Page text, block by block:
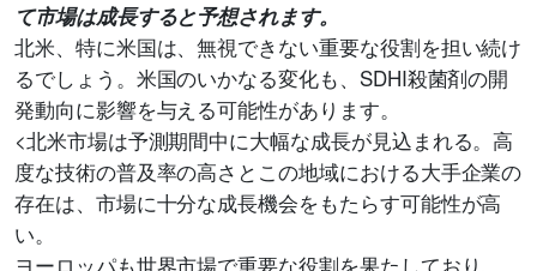
て市場は成長すると予想されます。
北米、特に米国は、無視できない重要な役割を担い続け
るでしょう。米国のいかなる変化も、SDHI殺菌剤の開
発動向に影響を与える可能性があります。
<北米市場は予測期間中に大幅な成長が見込まれる。高
度な技術の普及率の高さとこの地域における大手企業の
存在は、市場に十分な成長機会をもたらす可能性が高
い。
ヨーロッパも世界市場で重要な役割を果たしており、